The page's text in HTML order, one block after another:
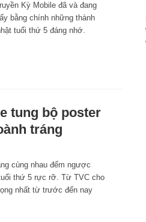
Kỳ Mobile đã và đang
bằng chính những thành
tuổi thứ 5 đáng nhớ.
tung bộ poster
tráng
cùng nhau đếm ngược
thứ 5 rực rỡ. Từ TVC cho
nhất từ trước đến nay